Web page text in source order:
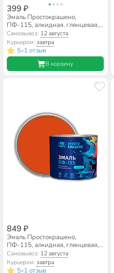
399 ₽
Эмаль Простокрашено,
ПФ-115, алкидная, глянцевая,
ярко-зеленая, 0.8 кг
Самовывоз: 12 августа
Курьером:завтра
5•1 отзыв
В корзину
849 ₽
Эмаль Простокрашено,
ПФ-115, алкидная, глянцевая,
оранжевая, 1.8 кг
Самовывоз: 12 августа
Курьером:завтра
5•1 отзыв